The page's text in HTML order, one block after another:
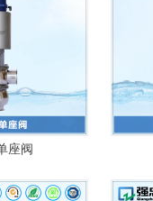
座阀